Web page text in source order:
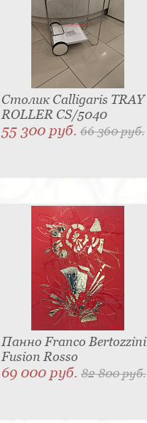
Столик Calligaris TRAY
ROLLER CS/5040
55 300 руб. 66 360 руб.
Панно Franco Bertozzini
Fusion Rosso
69 000 руб. 82 800 руб.